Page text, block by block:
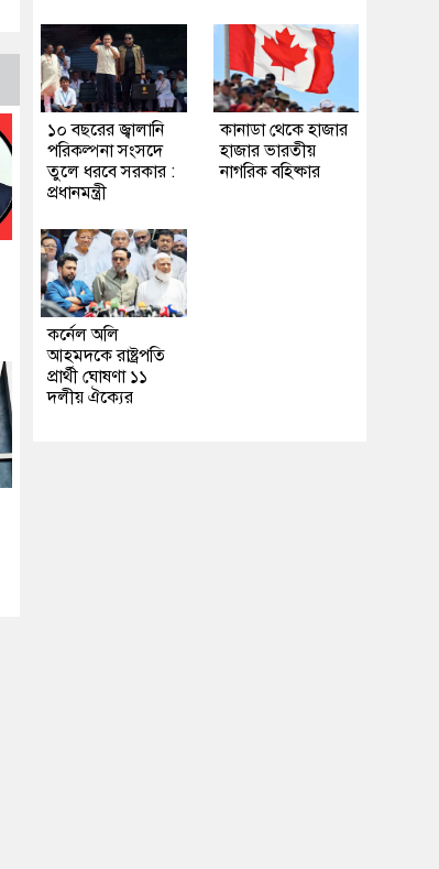
১০ বছরের জ্বালানি
পরিকল্পনা সংসদে
তুলে ধরবে সরকার :
প্রধানমন্ত্রী
কানাডা থেকে হাজার
হাজার ভারতীয়
নাগরিক বহিষ্কার
কর্নেল অলি
আহমদকে রাষ্ট্রপতি
প্রার্থী ঘোষণা ১১
দলীয় ঐক্যের